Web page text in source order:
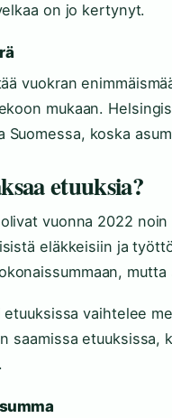
on jo kertynyt.
vuokran
mukaan.
Suomessa, koska
etuuksia?
vuonna 2022
eläkkeisiin ja
vaihtelee
saamissa etuuksissa,